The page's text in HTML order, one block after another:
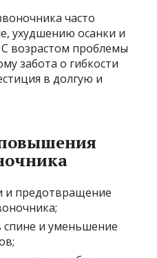
часто
ухудшению осанки и
возрастом проблемы
забота о гибкости
в долгую и
и предотвращение
и уменьшение